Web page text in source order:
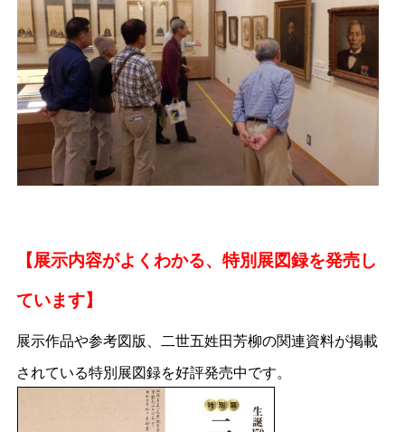
【展示内容がよくわかる、特別展図録を発売し
ています】
展示作品や参考図版、二世五姓田芳柳の関連資料が掲載
されている特別展図録を好評発売中です。